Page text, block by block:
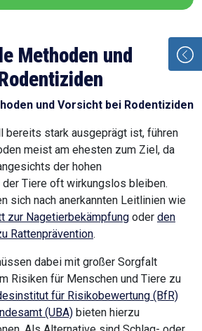
Methoden und
und Vorsicht bei Rodentiziden
bereits stark ausgeprägt ist, führen
meist am ehesten zum Ziel, da
der hohen
Tiere oft wirkungslos bleiben.
sich nach anerkannten Leitlinien wie
zur Nagetierbekämpfung oder den
Rattenprävention.
dabei mit großer Sorgfalt
Risiken für Menschen und Tiere zu
für Risikobewertung (BfR)
(UBA) bieten hierzu